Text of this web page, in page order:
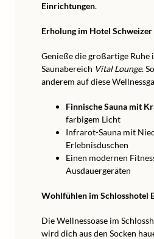
Einrichtungen.
Erholung im Hotel Schweizer
Genieße die großartige Ruhe
Saunabereich Vital Lounge.
anderem auf diese
Finnische Sauna mit
farbigem Licht
Infrarot-Sauna mit
Erlebnisduschen
Einen modernen
Ausdauergeräten
Wohlfühlen im Schlosshotel
Die Wellnessoase im
wird dich aus den Socken